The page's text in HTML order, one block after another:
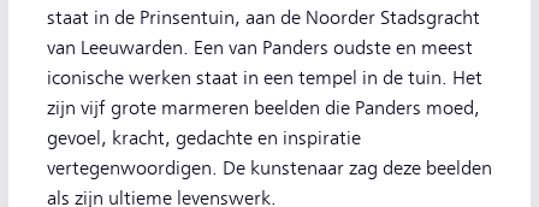
staat in de Prinsentuin, aan de Noorder Stadsgracht
van Leeuwarden. Een van Panders oudste en meest
iconische werken staat in een tempel in de tuin. Het
zijn vijf grote marmeren beelden die Panders moed,
gevoel, kracht, gedachte en inspiratie
vertegenwoordigen. De kunstenaar zag deze beelden
als zijn ultieme levenswerk.